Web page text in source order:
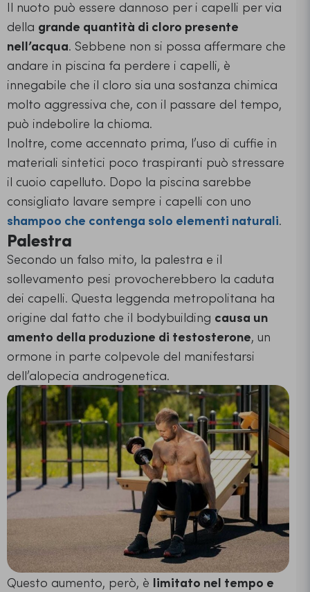
Il nuoto può essere dannoso per i capelli per via
della grande quantità di cloro presente
nell’acqua. Sebbene non si possa affermare che
andare in piscina fa perdere i capelli, è
innegabile che il cloro sia una sostanza chimica
molto aggressiva che, con il passare del tempo,
può indebolire la chioma.
Inoltre, come accennato prima, l’uso di cuffie in
materiali sintetici poco traspiranti può stressare
il cuoio capelluto. Dopo la piscina sarebbe
consigliato lavare sempre i capelli con uno
shampoo che contenga solo elementi naturali.
Palestra
Secondo un falso mito, la palestra e il
sollevamento pesi provocherebbero la caduta
dei capelli. Questa leggenda metropolitana ha
origine dal fatto che il bodybuilding causa un
amento della produzione di testosterone, un
ormone in parte colpevole del manifestarsi
dell’alopecia androgenetica.
Questo aumento, però, è limitato nel tempo e